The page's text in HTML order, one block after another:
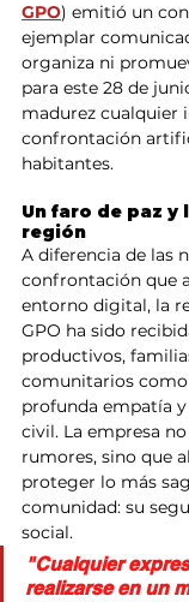
GPO) emitió un
ejemplar
organiza ni
para este 28 de
madurez cualquier
confrontación
habitantes.
​Un faro de paz y
región
​A diferencia de las
confrontación que
entorno digital, la
GPO ha sido
productivos,
comunitarios
profunda empatía
civil. La empresa
rumores, sino que
proteger lo más
comunidad: su
social.
​"Cualquier
realizarse en un